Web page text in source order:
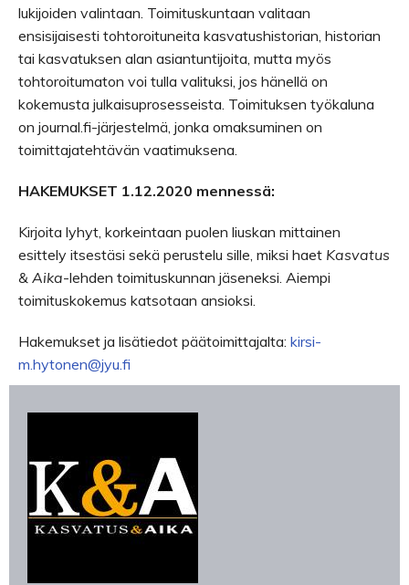
lukijoiden valintaan. Toimituskuntaan valitaan
ensisijaisesti tohtoroituneita kasvatushistorian, historian
tai kasvatuksen alan asiantuntijoita, mutta myös
tohtoroitumaton voi tulla valituksi, jos hänellä on
kokemusta julkaisuprosesseista. Toimituksen työkaluna
on journal.fi-järjestelmä, jonka omaksuminen on
toimittajatehtävän vaatimuksena.
HAKEMUKSET 1.12.2020 mennessä:
Kirjoita lyhyt, korkeintaan puolen liuskan mittainen
esittely itsestäsi sekä perustelu sille, miksi haet Kasvatus
& Aika-lehden toimituskunnan jäseneksi. Aiempi
toimituskokemus katsotaan ansioksi.
Hakemukset ja lisätiedot päätoimittajalta: kirsi-
m.hytonen@jyu.fi